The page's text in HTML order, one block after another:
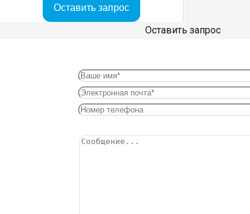
Оставить запрос
Оставить запрос